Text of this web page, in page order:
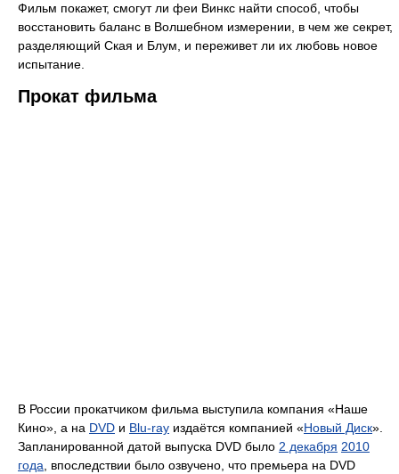
Фильм покажет, смогут ли феи Винкс найти способ, чтобы
восстановить баланс в Волшебном измерении, в чем же секрет,
разделяющий Ская и Блум, и переживет ли их любовь новое
испытание.
Прокат фильма
В России прокатчиком фильма выступила компания «Наше
Кино», а на DVD и Blu-ray издаётся компанией «Новый Диск».
Запланированной датой выпуска DVD было 2 декабря 2010
года, впоследствии было озвучено, что премьера на DVD